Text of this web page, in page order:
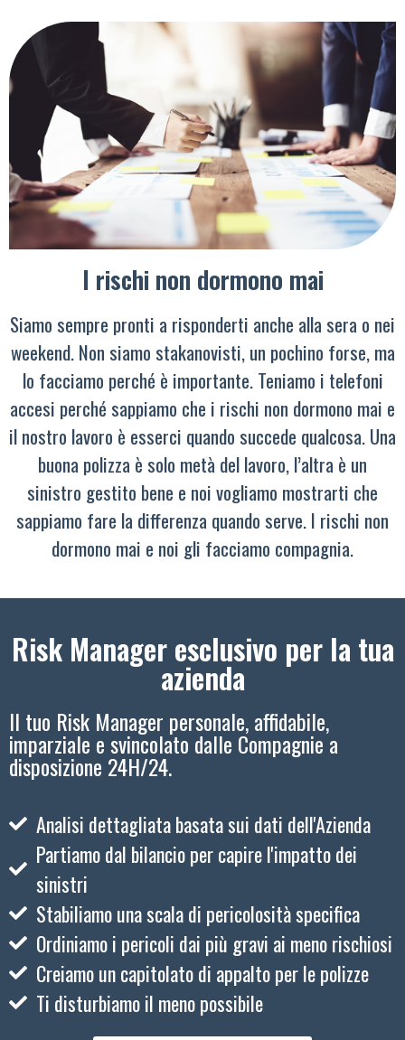
I rischi non dormono mai
Siamo sempre pronti a risponderti anche alla sera o nei
weekend. Non siamo stakanovisti, un pochino forse, ma
lo facciamo perché è importante. Teniamo i telefoni
accesi perché sappiamo che i rischi non dormono mai e
il nostro lavoro è esserci quando succede qualcosa. Una
buona polizza è solo metà del lavoro, l’altra è un
sinistro gestito bene e noi vogliamo mostrarti che
sappiamo fare la differenza quando serve. I rischi non
dormono mai e noi gli facciamo compagnia.
Risk Manager esclusivo per la tua
azienda
Il tuo Risk Manager personale, affidabile,
imparziale e svincolato dalle Compagnie a
disposizione 24H/24.
Analisi dettagliata basata sui dati dell'Azienda
Partiamo dal bilancio per capire l'impatto dei
sinistri
Stabiliamo una scala di pericolosità specifica
Ordiniamo i pericoli dai più gravi ai meno rischiosi
Creiamo un capitolato di appalto per le polizze
Ti disturbiamo il meno possibile